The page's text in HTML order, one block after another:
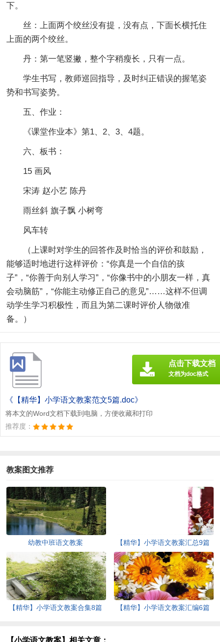
下。
丝：上面两个绞丝没有提，没有点，下面长横托住
上面的两个绞丝。
丹：第一笔竖撇，整个字稍瘦长，只有一点。
学生书写，教师巡回指导，及时纠正错误的握笔姿
势和书写姿势。
五、作业：
《课堂作业本》第1、2、3、4题。
六、板书：
15 画风
宋涛 赵小艺 陈丹
雨丝斜 旗子飘 小树弯
风车转
（上课时对学生的回答作及时恰当的评价和鼓励，
能够适时地进行这样评价：“你真是一个自信的孩
子”，“你善于向别人学习”，“你像书中的小朋友一样，真
会动脑筋”，“你能主动修正自己的意见”……这样不但调
动学生学习积极性，而且为第二课时评价人物做准
备。）
《【精华】小学语文教案范文5篇.doc》
将本文的Word文档下载到电脑，方便收藏和打印
推荐度：
点击下载文档
文档为doc格式
教案图文推荐
幼教中班语文教案 【精华】小学语文教案汇总9篇
【精华】小学语文教案合集8篇 【精华】小学语文教案汇编6篇
【小学语文教案】相关文章：